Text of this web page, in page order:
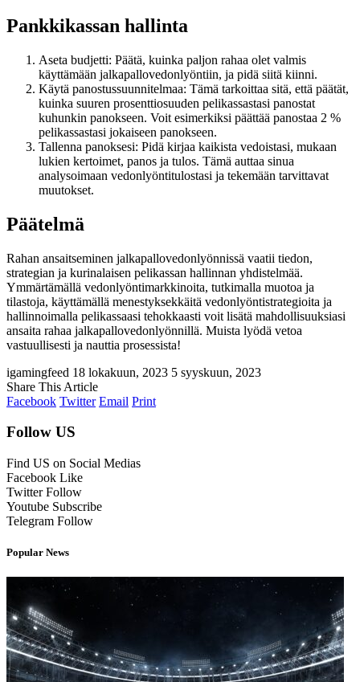
Pankkikassan hallinta
Aseta budjetti: Päätä, kuinka paljon rahaa olet valmis
käyttämään jalkapallovedonlyöntiin, ja pidä siitä kiinni.
Käytä panostussuunnitelmaa: Tämä tarkoittaa sitä, että päätät,
kuinka suuren prosenttiosuuden pelikassastasi panostat
kuhunkin panokseen. Voit esimerkiksi päättää panostaa 2 %
pelikassastasi jokaiseen panokseen.
Tallenna panoksesi: Pidä kirjaa kaikista vedoistasi, mukaan
lukien kertoimet, panos ja tulos. Tämä auttaa sinua
analysoimaan vedonlyöntitulostasi ja tekemään tarvittavat
muutokset.
Päätelmä
Rahan ansaitseminen jalkapallovedonlyönnissä vaatii tiedon,
strategian ja kurinalaisen pelikassan hallinnan yhdistelmää.
Ymmärtämällä vedonlyöntimarkkinoita, tutkimalla muotoa ja
tilastoja, käyttämällä menestyksekkäitä vedonlyöntistrategioita ja
hallinnoimalla pelikassaasi tehokkaasti voit lisätä mahdollisuuksiasi
ansaita rahaa jalkapallovedonlyönnillä. Muista lyödä vetoa
vastuullisesti ja nauttia prosessista!
igamingfeed 18 lokakuun, 2023 5 syyskuun, 2023
Share This Article
Facebook Twitter Email Print
Follow US
Find US on Social Medias
Facebook Like
Twitter Follow
Youtube Subscribe
Telegram Follow
Popular News